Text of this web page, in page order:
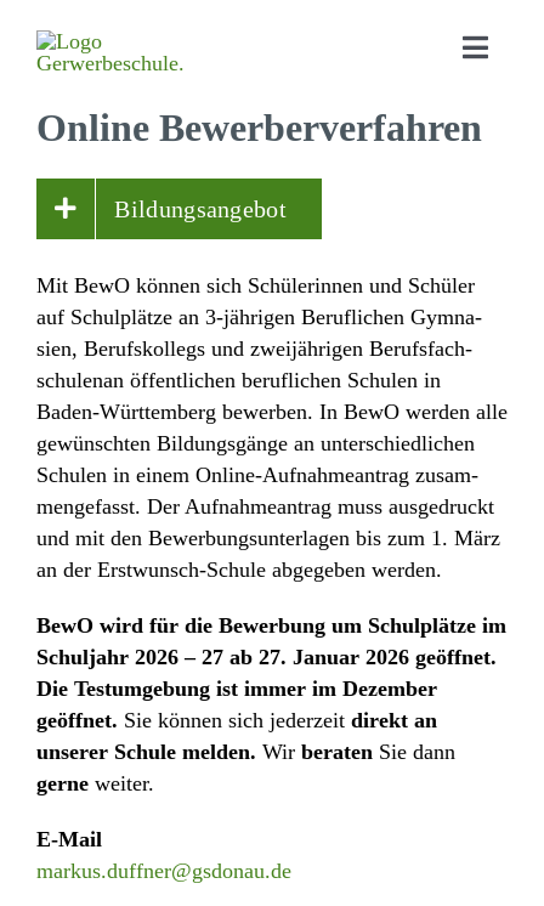
Orga­ni­sa­tion
Schul­leben
Down­loads
Impressum
Online Bewer­ber­ver­fahren
Bildungs­angebot
Mit BewO können sich Schü­le­rinnen und Schüler
auf Schul­plätze an 3-jährigen Beruf­li­chen Gymna­
sien, Berufs­kol­legs und zwei­jäh­rigen Berufs­fach­
schu­lenan öffent­li­chen beruf­li­chen Schulen in
Baden-Würt­tem­berg bewerben. In BewO werden alle
gewünschten Bildungs­gänge an unter­schied­li­chen
Schulen in einem Online-Aufnah­me­an­trag zusam­
men­ge­fasst. Der Aufnah­me­an­trag muss ausge­druckt
und mit den Bewer­bungs­un­ter­lagen bis zum 1. März
an der Erst­wunsch-Schule abge­geben werden.
BewO wird für die Bewer­bung um Schul­plätze im
Schul­jahr 2026 – 27 ab 27. Januar 2026 geöffnet.
Die Test­um­ge­bung ist immer im Dezember
geöffnet. Sie können sich jeder­zeit direkt an
unserer Schule melden. Wir beraten Sie dann
gerneweiter.
E-Mail
markus.duffner@gsdonau.de